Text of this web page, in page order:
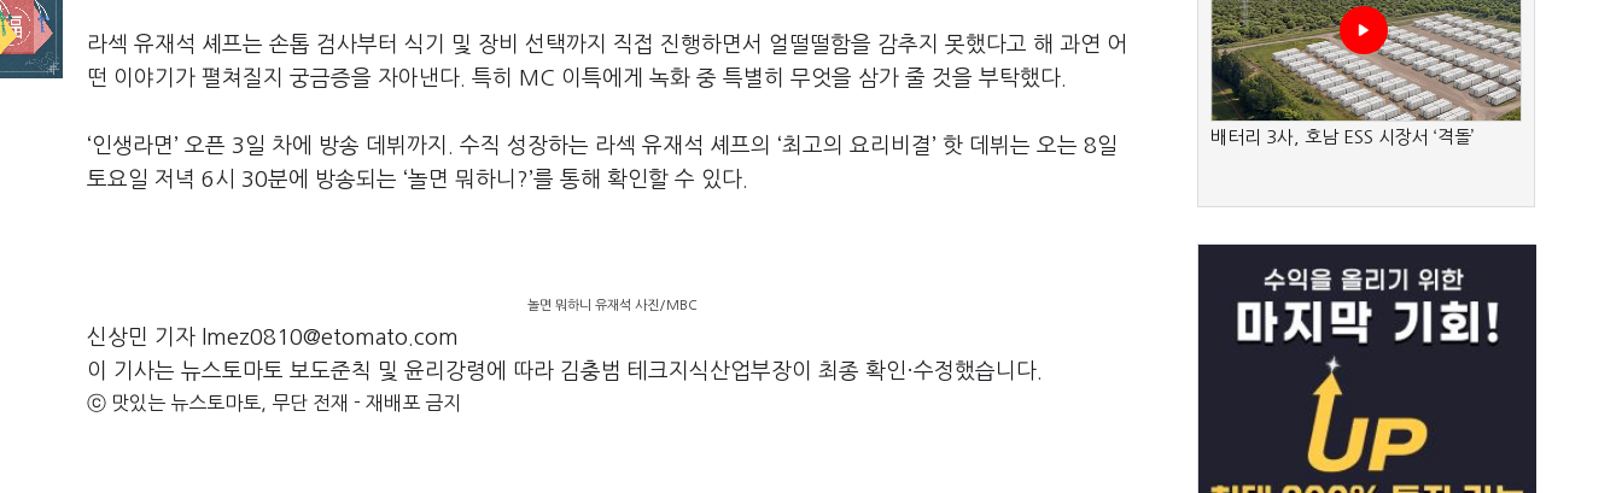
라섹 유재석 셰프는 손톱 검사부터 식기 및 장비 선택까지 직접 진행하면서 얼떨떨함을 감추지 못했다고 해 과연 어
떤 이야기가 펼쳐질지 궁금증을 자아낸다 특히 MC 이특에게 녹화 중 특별히 무엇을 삼가 줄 것을 부탁했다
‘인생라면’ 오픈 3일 차에 방송 데뷔까지 수직 성장하는 라섹 유재석 셰프의 ‘최고의 요리비결’ 핫 데뷔는 오는 8일
토요일 저녁 6시 30분에 방송되는 ‘놀면 뭐하니 ?’를 통해 확인할 수 있다
놀면 뭐하니 유재석 사진/MBC
신상민 기자 lmez0810@etomato.com
이 기사는 뉴스토마토 보도준칙 및 윤리강령에 따라 김충범 테크지식산업부장이 최종 확인·수정했습니다.
ⓒ 맛있는 뉴스토마토, 무단 전재 - 재배포 금지
배터리 3사, 호남 ESS 시장서 ‘격돌’